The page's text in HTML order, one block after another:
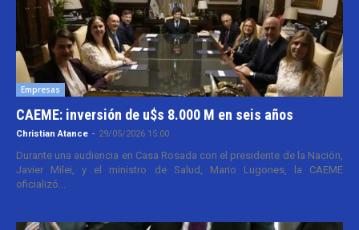
Empresas
CAEME: inversión de u$s 8.000 M en seis años
Christian Atance - 29/05/2026 15:00
Durante una audiencia en Casa Rosada con el presidente de la Nación,
Javier Milei, y el ministro de Salud, Mario Lugones, la CAEME
oficializó...